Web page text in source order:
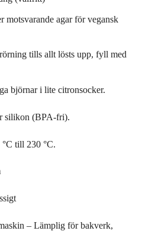
motsvarande agar för vegansk
tills allt lösts upp, fyll med
björnar i lite citronsocker.
silikon (BPA-fri).
°C till 230 °C.
– Lämplig för bakverk,